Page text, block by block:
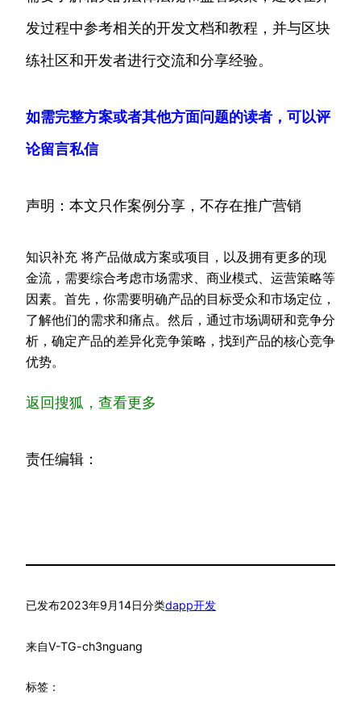
发过程中参考相关的开发文档和教程，并与区块
练社区和开发者进行交流和分享经验。
如需完整方案或者其他方面问题的读者，可以评
论留言私信
声明：本文只作案例分享，不存在推广营销
知识补充 将产品做成方案或项目，以及拥有更多的现
金流，需要综合考虑市场需求、商业模式、运营策略等
因素。首先，你需要明确产品的目标受众和市场定位，
了解他们的需求和痛点。然后，通过市场调研和竞争分
析，确定产品的差异化竞争策略，找到产品的核心竞争
优势。
返回搜狐，查看更多
责任编辑：
已发布2023年9月14日分类dapp开发
来自V-TG-ch3nguang
标签：